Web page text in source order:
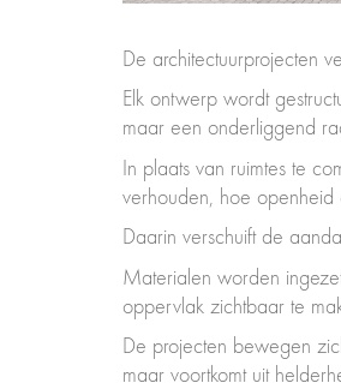
De architectuurprojecten
Elk ontwerp wordt
maar een onderliggend
In plaats van ruimtes te
verhouden, hoe
Daarin verschuift de
Materialen worden
oppervlak zichtbaar te
De projecten bewegen
maar voortkomt uit